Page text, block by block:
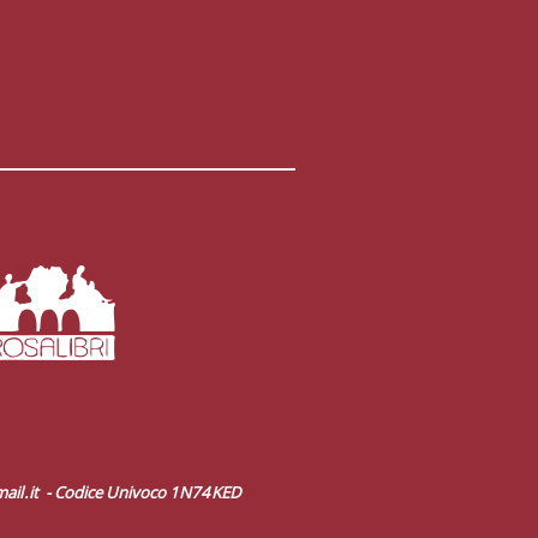
- Codice Univoco 1N74KED